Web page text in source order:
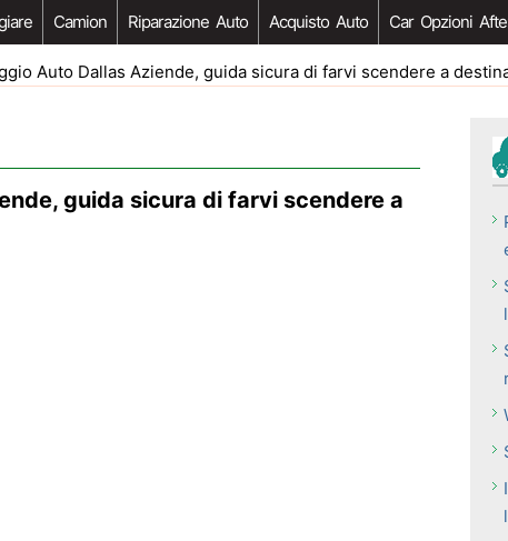
Camion Riparazione Auto Acquisto Auto Car Opzioni
Auto Dallas Aziende, guida sicura di farvi scendere a
guida sicura di farvi scendere a